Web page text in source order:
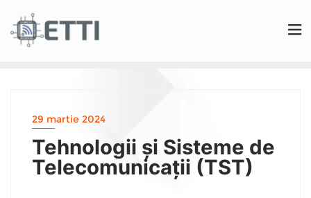
29 martie 2024
Tehnologii și Sisteme de
Telecomunicații (TST)